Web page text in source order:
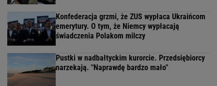
Konfederacja grzmi, że ZUS wypłaca Ukraińcom
emerytury. O tym, że Niemcy wypłacają
świadczenia Polakom milczy
Pustki w nadbałtyckim kurorcie. Przedsiębiorcy
narzekają. "Naprawdę bardzo mało"